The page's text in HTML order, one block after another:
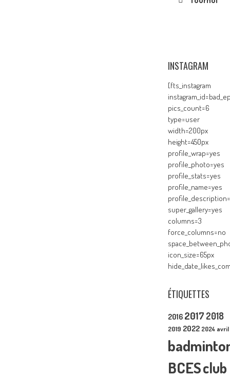
INSTAGRAM
[fts_instagram
pics_count=6
type=user
width=200px
height=450px
profile_wrap=yes
profile_photo=yes
profile_stats=yes
profile_name=yes
super_gallery=yes
columns=3
force_columns=no
icon_size=65px
ÉTIQUETTES
2016 2017 2018
2019 2022 2024 avril
BCESclub